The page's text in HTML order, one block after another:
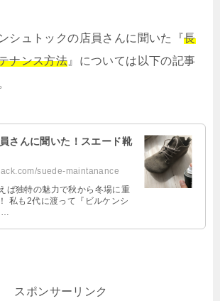
シュトックの店員さんに聞いた『長
ナンス方法 』については以下の記事
さんに聞いた！スエード靴
suede-maintanance
ば独特の魅力で秋から冬場に重
私も2代に渡って『ビルケンシ
…
スポンサーリンク